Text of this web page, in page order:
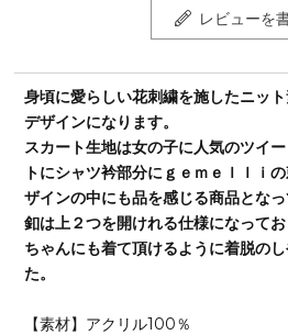
レビューを
身頃に愛らしい花刺繍を施したニッ
デザインになります。
スカート生地は女の子に人気のツイ
トにシャツ衿部分にｇｅｍｅｌｌｉ
ザインの中にも品を感じる商品となっ
釦は上２つを開けれる仕様になって
ちゃんにも着て頂けるように着脱の
た。
【素材】アクリル100％